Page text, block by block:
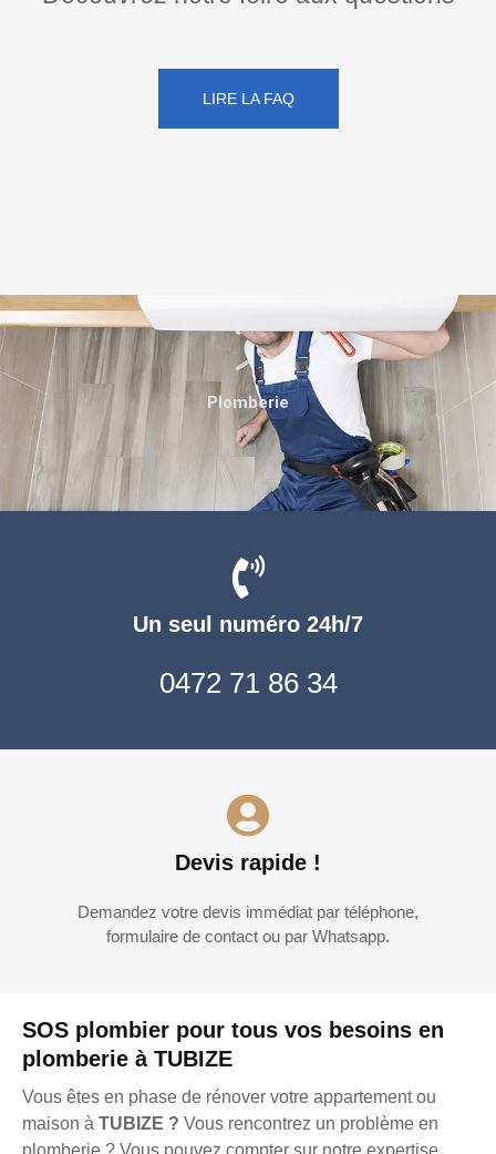
LIRE LA FAQ
SOS plombier pour tous vos besoins en
plomberie à TUBIZE
Vous êtes en phase de rénover votre appartement ou
maison à TUBIZE ? Vous rencontrez un problème en
Un seul numéro 24h/7
0472 71 86 34
Devis rapide !
Demandez votre devis immédiat par téléphone,
formulaire de contact ou par Whatsapp.
Plomberie